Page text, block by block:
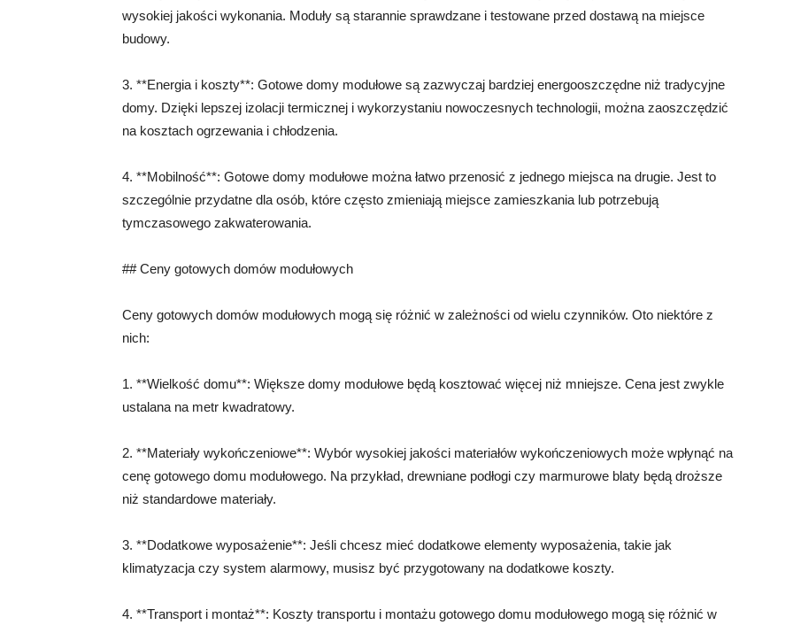
wysokiej jakości wykonania. Moduły są starannie sprawdzane i testowane przed dostawą na miejsce
budowy.
3. **Energia i koszty**: Gotowe domy modułowe są zazwyczaj bardziej energooszczędne niż tradycyjne
domy. Dzięki lepszej izolacji termicznej i wykorzystaniu nowoczesnych technologii, można zaoszczędzić
na kosztach ogrzewania i chłodzenia.
4. **Mobilność**: Gotowe domy modułowe można łatwo przenosić z jednego miejsca na drugie. Jest to
szczególnie przydatne dla osób, które często zmieniają miejsce zamieszkania lub potrzebują
tymczasowego zakwaterowania.
## Ceny gotowych domów modułowych
Ceny gotowych domów modułowych mogą się różnić w zależności od wielu czynników. Oto niektóre z
nich:
1. **Wielkość domu**: Większe domy modułowe będą kosztować więcej niż mniejsze. Cena jest zwykle
ustalana na metr kwadratowy.
2. **Materiały wykończeniowe**: Wybór wysokiej jakości materiałów wykończeniowych może wpłynąć na
cenę gotowego domu modułowego. Na przykład, drewniane podłogi czy marmurowe blaty będą droższe
niż standardowe materiały.
3. **Dodatkowe wyposażenie**: Jeśli chcesz mieć dodatkowe elementy wyposażenia, takie jak
klimatyzacja czy system alarmowy, musisz być przygotowany na dodatkowe koszty.
4. **Transport i montaż**: Koszty transportu i montażu gotowego domu modułowego mogą się różnić w